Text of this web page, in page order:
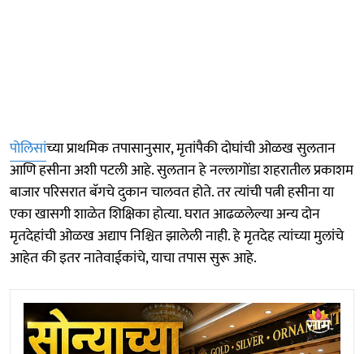
पोलिसांच्या प्राथमिक तपासानुसार, मृतांपैकी दोघांची ओळख सुलतान
आणि हसीना अशी पटली आहे. सुलतान हे नल्लागोंडा शहरातील प्रकाशम
बाजार परिसरात बॅगचे दुकान चालवत होते. तर त्यांची पत्नी हसीना या
एका खासगी शाळेत शिक्षिका होत्या. घरात आढळलेल्या अन्य दोन
मृतदेहांची ओळख अद्याप निश्चित झालेली नाही. हे मृतदेह त्यांच्या मुलांचे
आहेत की इतर नातेवाईकांचे, याचा तपास सुरू आहे.